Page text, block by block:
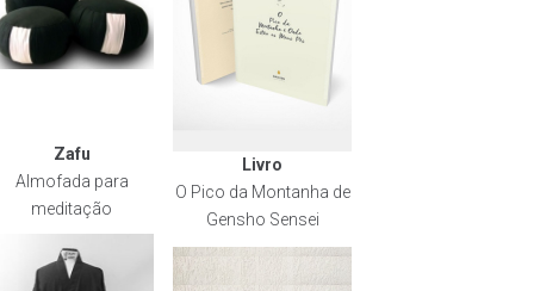
Zafu
Almofada para
meditação
Livro
O Pico da Montanha de
Gensho Sensei